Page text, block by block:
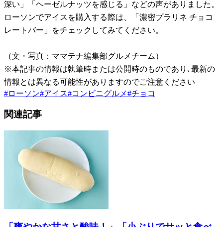
深い」「ヘーゼルナッツを感じる」などの声がありました。
ローソンでアイスを購入する際は、「濃密プラリネ チョコ
レートバー」をチェックしてみてください。
（文・写真：ママテナ編集部グルメチーム）
※本記事の情報は執筆時または公開時のものであり､最新の
情報とは異なる可能性がありますのでご注意ください
#ローソン#アイス#コンビニグルメ#チョコ
関連記事